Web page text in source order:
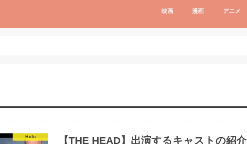
映画 漫画 アニメ
Hulu 【THE HEAD】出演するキャストの紹介